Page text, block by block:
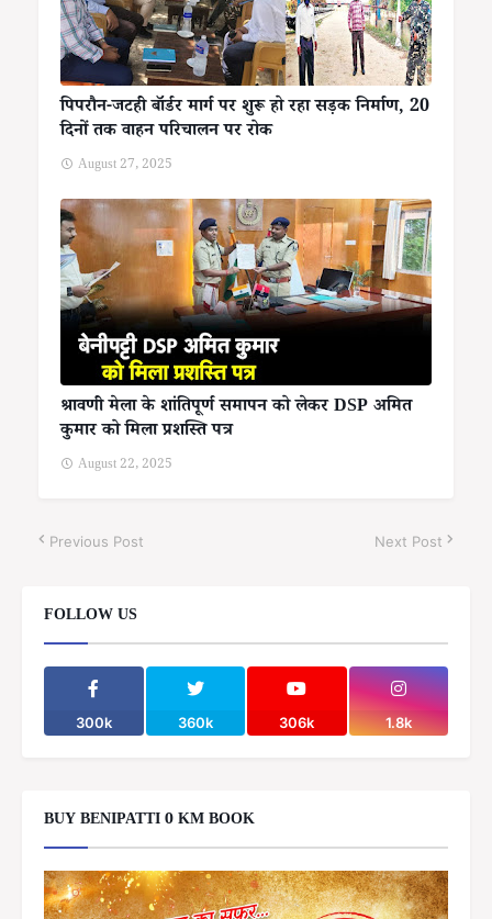
पिपरौन-जटही बॉर्डर मार्ग पर शुरू हो रहा सड़क निर्माण, 20
दिनों तक वाहन परिचालन पर रोक
August 27, 2025
श्रावणी मेला के शांतिपूर्ण समापन को लेकर DSP अमित
कुमार को मिला प्रशस्ति पत्र
August 22, 2025
Previous Post Next Post
FOLLOW US
300k 360k 306k 1.8k
BUY BENIPATTI 0 KM BOOK